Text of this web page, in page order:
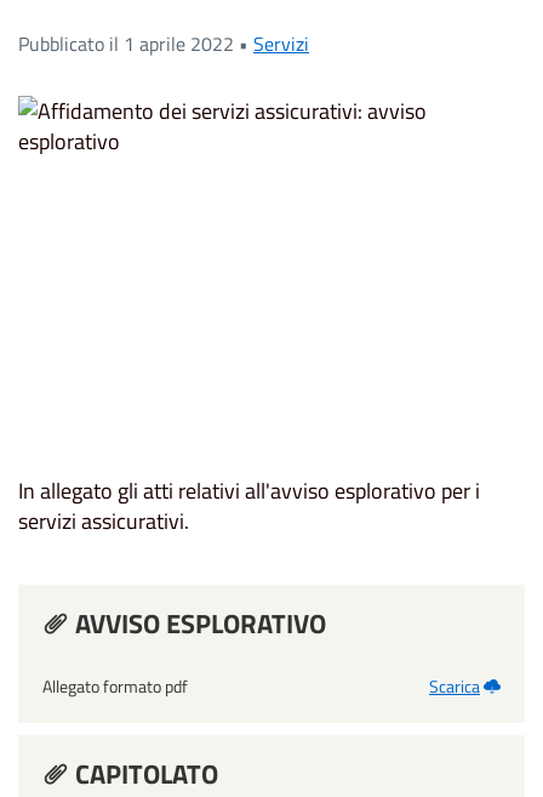
Pubblicato il 1 aprile 2022 • Servizi
In allegato gli atti relativi all'avviso esplorativo per i
servizi assicurativi.
AVVISO ESPLORATIVO
Allegato formato pdf Scarica
CAPITOLATO